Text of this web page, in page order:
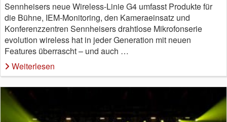
Sennheisers neue Wireless-Linie G4 umfasst Produkte für
die Bühne, IEM-Monitoring, den Kameraeinsatz und
Konferenzzentren Sennheisers drahtlose Mikrofonserie
evolution wireless hat in jeder Generation mit neuen
Features überrascht – und auch …
Weiterlesen